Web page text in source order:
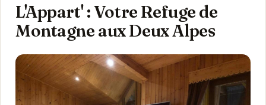
L'Appart' : Votre Refuge de
Montagne aux Deux Alpes